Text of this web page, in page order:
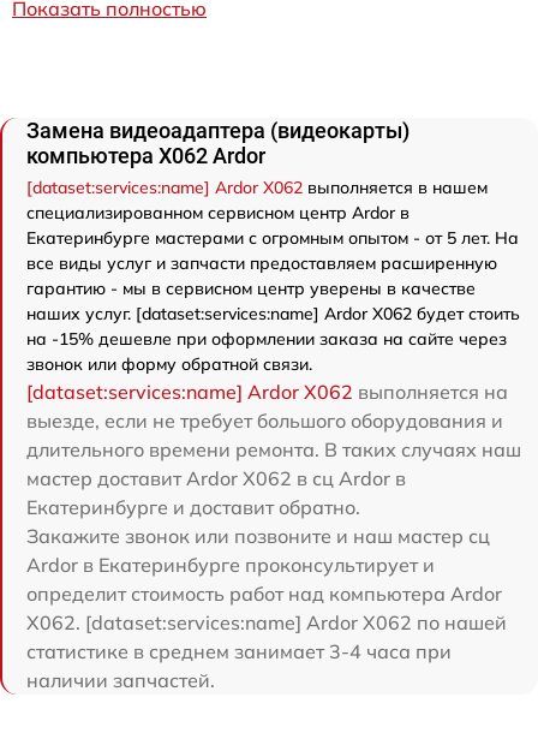
Показать полностью
Замена видеоадаптера (видеокарты)
компьютера X062 Ardor
[dataset:services:name] Ardor X062 выполняется в нашем
специализированном сервисном центр Ardor в
Екатеринбурге мастерами с огромным опытом - от 5 лет. На
все виды услуг и запчасти предоставляем расширенную
гарантию - мы в сервисном центр уверены в качестве
наших услуг. [dataset:services:name] Ardor X062 будет стоить
на -15% дешевле при оформлении заказа на сайте через
звонок или форму обратной связи.
[dataset:services:name] Ardor X062 выполняется на
выезде, если не требует большого оборудования и
длительного времени ремонта. В таких случаях наш
мастер доставит Ardor X062 в сц Ardor в
Екатеринбурге и доставит обратно.
Закажите звонок или позвоните и наш мастер сц
Ardor в Екатеринбурге проконсультирует и
определит стоимость работ над компьютера Ardor
X062. [dataset:services:name] Ardor X062 по нашей
статистике в среднем занимает 3-4 часа при
наличии запчастей.